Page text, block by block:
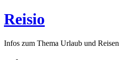
Reisio
Infos zum Thema Urlaub und Reisen